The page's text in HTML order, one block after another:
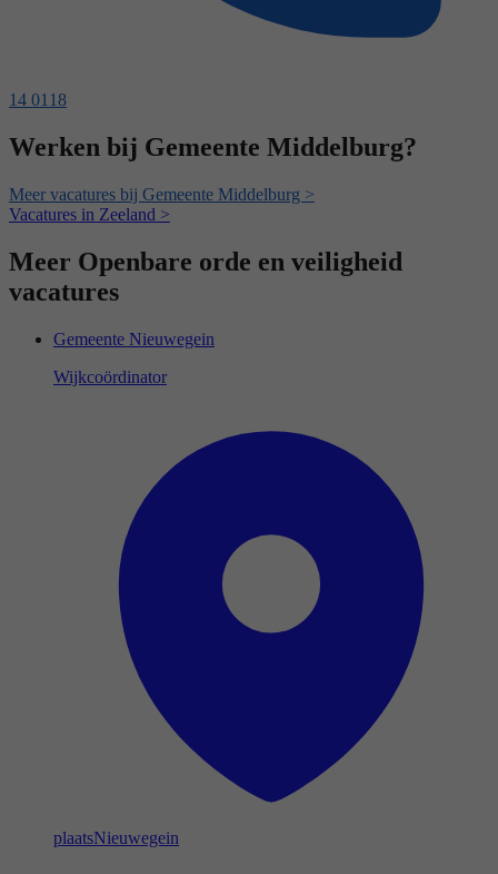
14 0118
Werken bij Gemeente Middelburg?
Meer vacatures bij Gemeente Middelburg >
Vacatures in Zeeland >
Meer Openbare orde en veiligheid
vacatures
Gemeente Nieuwegein
Wijkcoördinator
plaatsNieuwegein